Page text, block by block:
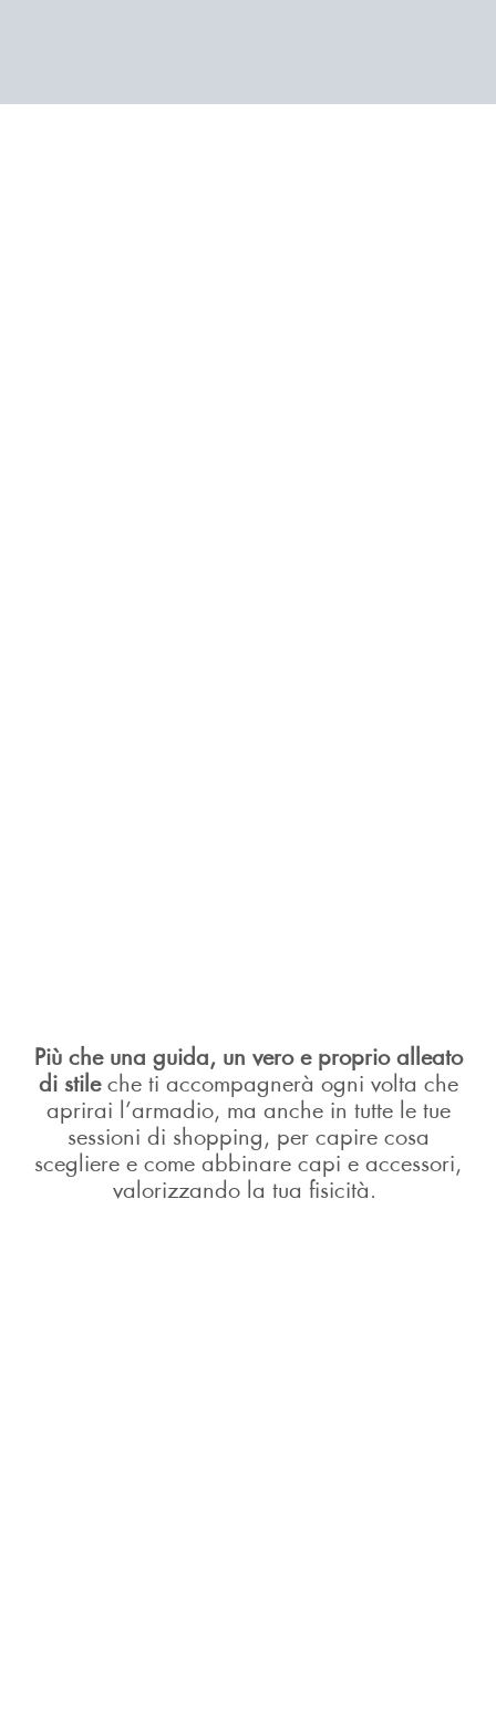
Più che una guida, un vero e proprio alleato
di stileche ti accompagnerà ogni volta che
aprirai l’armadio, ma anche in tutte le tue
sessioni di shopping, per capire cosa
scegliere e come abbinare capi e accessori,
valorizzando la tua fisicità.